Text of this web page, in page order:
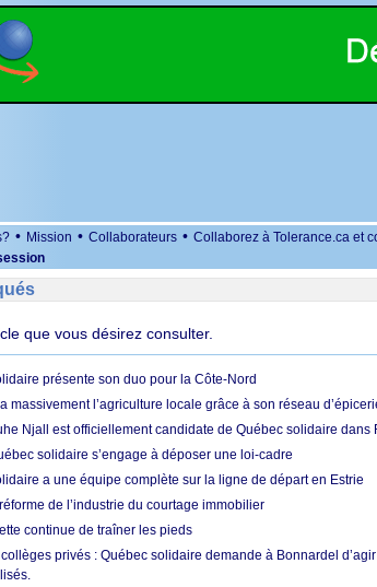
• Mission • Collaborateurs • Collaborez à Tolerance.ca et
que vous désirez consulter.
présente son duo pour la Côte-Nord
massivement l’agriculture locale grâce à son réseau
Njall est officiellement candidate de Québec solidaire dans
solidaire s’engage à déposer une loi-cadre
a une équipe complète sur la ligne de départ en Estrie
de l’industrie du courtage immobilier
continue de traîner les pieds
privés : Québec solidaire demande à Bonnardel